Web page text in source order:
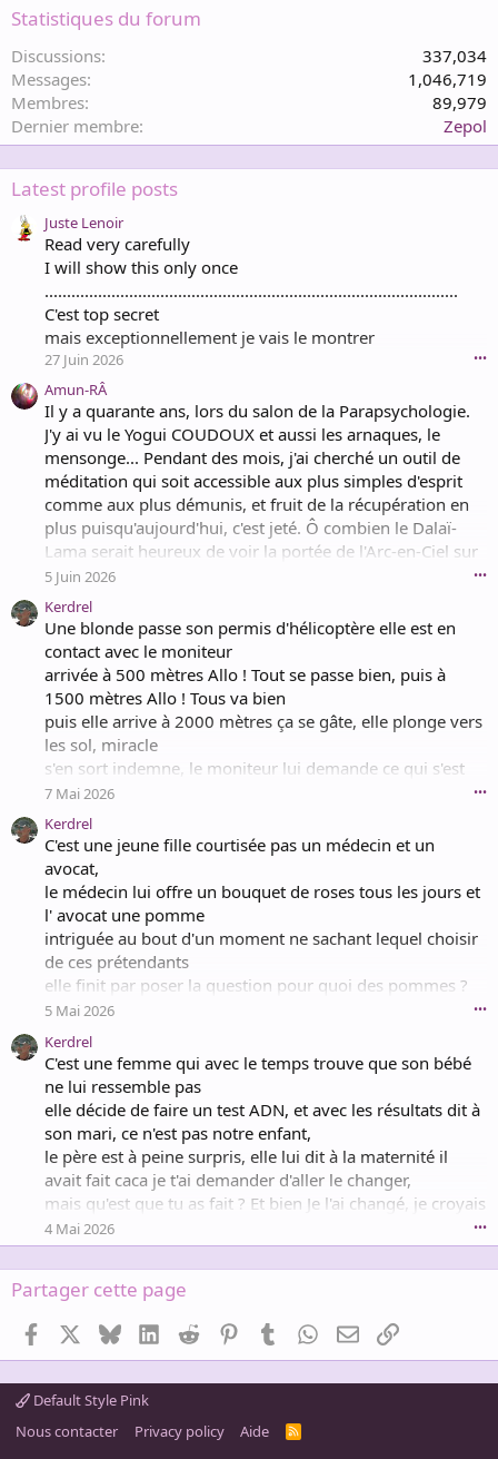
Statistiques du forum
Discussions
337,034
Messages
1,046,719
Membres
89,979
Dernier membre
Zepol
Latest profile posts
Juste Lenoir
Read very carefully
I will show this only once
.............................................................................................
C'est top secret
mais exceptionnellement je vais le montrer
27 Juin 2026 •••
Amun-RÂ
Il y a quarante ans, lors du salon de la Parapsychologie.
J'y ai vu le Yogui COUDOUX et aussi les arnaques, le
mensonge... Pendant des mois, j'ai cherché un outil de
méditation qui soit accessible aux plus simples d'esprit
comme aux plus démunis, et fruit de la récupération en
plus puisqu'aujourd'hui, c'est jeté. Ô combien le Dalaï-
Lama serait heureux de voir la portée de l'Arc-en-Ciel sur
tous les chacras.
5 Juin 2026 •••
Kerdrel
Une blonde passe son permis d'hélicoptère elle est en
contact avec le moniteur
arrivée à 500 mètres Allo ! Tout se passe bien, puis à
1500 mètres Allo ! Tous va bien
puis elle arrive à 2000 mètres ça se gâte, elle plonge vers
les sol, miracle
s'en sort indemne, le moniteur lui demande ce qui s'est
passé ?
Arrivé à 2000 mètres il fait trop froid alors j'ai coupé le
ventilo
7 Mai 2026 •••
Kerdrel
C'est une jeune fille courtisée pas un médecin et un
avocat,
le médecin lui offre un bouquet de roses tous les jours et
l' avocat une pomme
intriguée au bout d'un moment ne sachant lequel choisir
de ces prétendants
elle finit par poser la question pour quoi des pommes ?
Et l'avocat répond « la pomme éloigne le médecin »
5 Mai 2026 •••
Kerdrel
C'est une femme qui avec le temps trouve que son bébé
ne lui ressemble pas
elle décide de faire un test ADN, et avec les résultats dit à
son mari, ce n'est pas notre enfant,
le père est à peine surpris, elle lui dit à la maternité il
avait fait caca je t'ai demander d'aller le changer,
mais qu'est que tu as fait ? Et bien Je l'ai changé, je croyais
qu'il n te plaisait pas et que tu en voulais un autre …
4 Mai 2026 •••
Partager cette page
Facebook BlueskyLinkedInReddit PinterestTumblr WhatsApp
EmailLien
Default Style Pink
Nous contacter
Privacy policy Aide
R